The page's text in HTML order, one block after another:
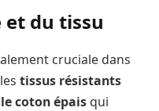
et du tissu
cruciale dans
tissus résistants
coton épais qui